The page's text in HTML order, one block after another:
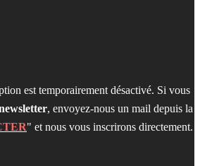
est temporairement désactivé. Si vous
, envoyez-nous un mail depuis la
" et nous vous inscrirons directement.